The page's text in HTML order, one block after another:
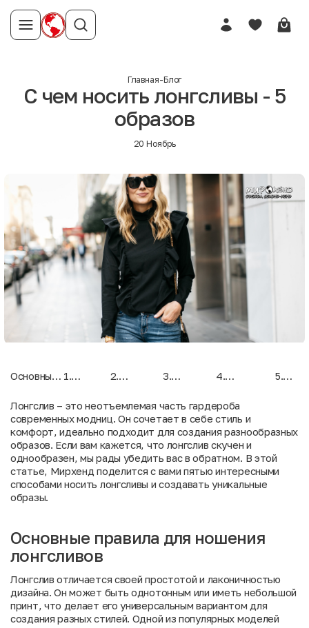
Главная-Блог
С чем носить лонгсливы - 5
образов
20 Ноябрь
Основные
для
ношения
лонгсливов
1.
с
рубашкой
2.
футболкой
3.
базовых
лонгсливов
сразу
4.
лонгслив
5.
Лонгслив – это неотъемлемая часть гардероба
современных модниц. Он сочетает в себе стиль и
комфорт, идеально подходит для создания разнообразных
образов. Если вам кажется, что лонгслив скучен и
однообразен, мы рады убедить вас в обратном. В этой
статье, Мирхенд поделится с вами пятью интересными
способами носить лонгсливы и создавать уникальные
образы.
Основные правила для ношения
лонгсливов
Лонгслив отличается своей простотой и лаконичностью
дизайна. Он может быть однотонным или иметь небольшой
принт, что делает его универсальным вариантом для
создания разных стилей. Одной из популярных моделей